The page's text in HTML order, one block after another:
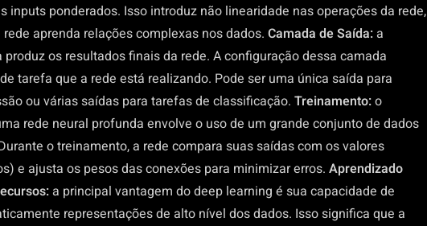
inputs ponderados. Isso introduz não linearidade nas operações da rede,
aprenda relações complexas nos dados. Camada de Saída: a
os resultados finais da rede. A configuração dessa camada
tarefa que a rede está realizando. Pode ser uma única saída para
ou várias saídas para tarefas de classificação. Treinamento:o
rede neural profunda envolve o uso de um grande conjunto de dados
o treinamento, a rede compara suas saídas com os valores
e ajusta os pesos das conexões para minimizar erros. Aprendizado
a principal vantagem do deep learning é sua capacidade de
representações de alto nível dos dados. Isso significa que a